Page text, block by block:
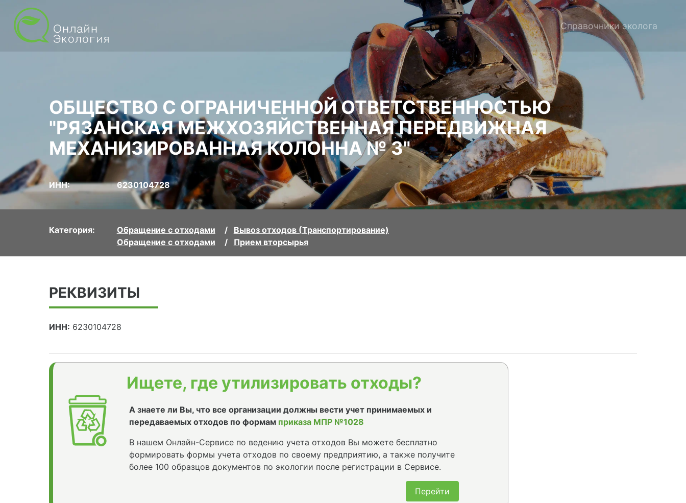
Справочники эколога
ОБЩЕСТВО С ОГРАНИЧЕННОЙ ОТВЕТСТВЕННОСТЬЮ
"РЯЗАНСКАЯ МЕЖХОЗЯЙСТВЕННАЯ ПЕРЕДВИЖНАЯ
МЕХАНИЗИРОВАННАЯ КОЛОННА № 3"
ИНН: 6230104728
Категория: Обращение с отходами
Вывоз отходов (Транспортирование)
Обращение с отходами
Прием вторсырья
РЕКВИЗИТЫ
ИНН: 6230104728
Ищете, где утилизировать отходы?
А знаете ли Вы, что все организации должны вести учет принимаемых и
передаваемых отходов по формам приказа МПР №1028
В нашем Онлайн-Сервисе по ведению учета отходов Вы можете бесплатно
формировать формы учета отходов по своему предприятию, а также получите
более 100 образцов документов по экологии после регистрации в Сервисе.
Перейти